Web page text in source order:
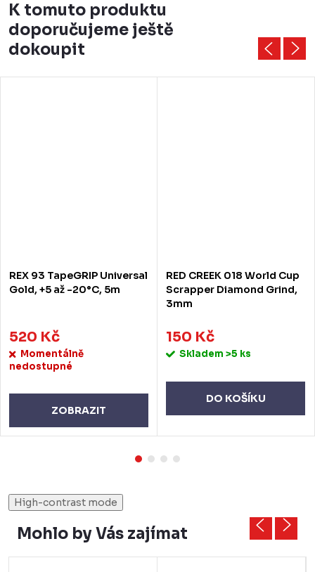
K tomuto produktu
doporučujeme ještě
dokoupit
REX 93 TapeGRIP Universal
Gold, +5 až -20°C, 5m
520 Kč
Momentálně
nedostupné
ZOBRAZIT
RED CREEK 018 World Cup
Scrapper Diamond Grind,
3mm
150 Kč
Skladem >5 ks
DO KOŠÍKU
High-contrast mode
Mohlo by Vás zajímat